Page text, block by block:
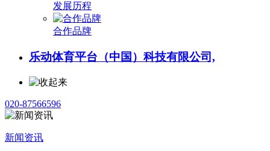
发展历程
合作品牌
乐动体育平台（中国）科技有限公司,
020-87566596
新闻资讯